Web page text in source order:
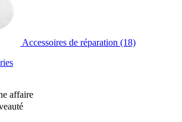
Accessoires de réparation (18)
affaire